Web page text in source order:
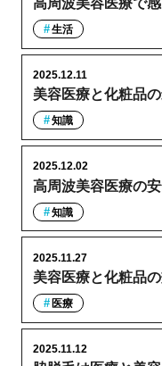
生活
美容医療と化粧品
2025.12.11
知識
高周波美容医療の
2025.12.02
知識
美容医療と化粧品
2025.11.27
医療
2025.11.12